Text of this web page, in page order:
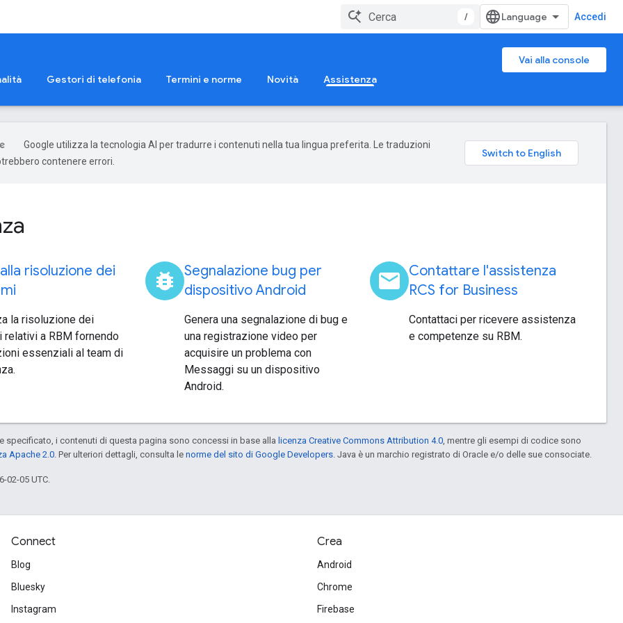
/ Accedi
Vai alla console
Gestori di telefonia Termini e norme Novità Assistenza
Google utilizza la tecnologia AI per tradurre i contenuti nella tua lingua preferita. Le traduzioni
contenere errori.
risoluzione dei
la risoluzione dei
relativi a RBM fornendo
essenziali al team di
bug_report
Segnalazione bug per
dispositivo Android
Genera una segnalazione di bug e
una registrazione video per
acquisire un problema con
Messaggi su un dispositivo
Android.
email Contattare l'assistenza
RCS for Business
Contattaci per ricevere assistenza
e competenze su RBM.
specificato, i contenuti di questa pagina sono concessi in base alla licenza Creative Commons Attribution 4.0, mentre gli esempi di codice sono
Apache 2.0. Per ulteriori dettagli, consulta le norme del sito di Google Developers. Java è un marchio registrato di Oracle e/o delle sue consociate.
02-05 UTC.
Connect
Blog
Bluesky
Instagram
Crea
Android
Chrome
Firebase